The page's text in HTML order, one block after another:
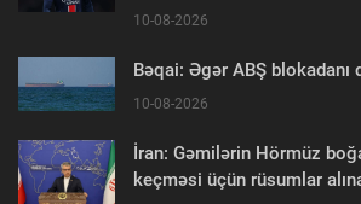
10-08-2026
Bəqai: Əgər ABŞ blokadanı
10-08-2026
İran: Gəmilərin Hörmüz
keçməsi üçün rüsumlar